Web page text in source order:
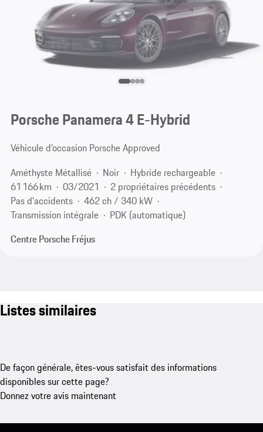
Porsche Panamera 4 E-Hybrid
Véhicule d’occasion Porsche Approved
Améthyste Métallisé
Noir
Hybride rechargeable
61 166 km
03/2021
2 propriétaires précédents
Pas d'accidents
462 ch / 340 kW
Transmission intégrale
PDK (automatique)
Centre Porsche Fréjus
Listes similaires
De façon générale, êtes-vous satisfait des informations
disponibles sur cette page?
Donnez votre avis maintenant